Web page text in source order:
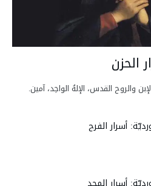
الحزن
والروح القدس، الإلهُ الواحِد، آمين.
أسرار الفرح